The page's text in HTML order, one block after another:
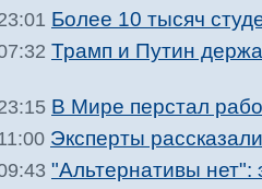
Более 10 тысяч
Трамп и Путин
В Мире перстал
Эксперты
"Альтернативы нет":